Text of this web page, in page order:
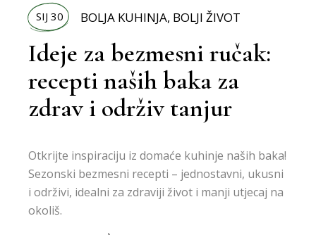
SIJ 30 BOLJA KUHINJA, BOLJI ŽIVOT
Ideje za bezmesni ručak:
recepti naših baka za
zdrav i održiv tanjur
Otkrijte inspiraciju iz domaće kuhinje naših baka!
Sezonski bezmesni recepti – jednostavni, ukusni
i održivi, idealni za zdraviji život i manji utjecaj na
okoliš.